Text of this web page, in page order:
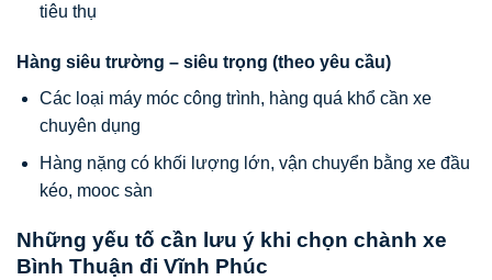
tiêu thụ
Hàng siêu trường – siêu trọng (theo yêu cầu)
Các loại máy móc công trình, hàng quá khổ cần xe
chuyên dụng
Hàng nặng có khối lượng lớn, vận chuyển bằng xe đầu
kéo, mooc sàn
Những yếu tố cần lưu ý khi chọn chành xe
Bình Thuận đi Vĩnh Phúc